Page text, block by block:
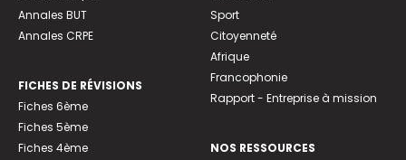
Annales BUT
Annales CRPE
FICHES DE RÉVISIONS
Fiches 6ème
Fiches 5ème
Fiches 4ème
Sport
Citoyenneté
Afrique
Francophonie
Rapport - Entreprise à mission
NOS RESSOURCES